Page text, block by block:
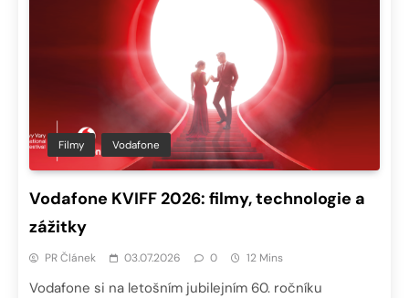
Filmy Vodafone
Vodafone KVIFF 2026: filmy, technologie a
zážitky
PR Článek 03.07.2026 0 12 Mins
Vodafone si na letošním jubilejním 60. ročníku